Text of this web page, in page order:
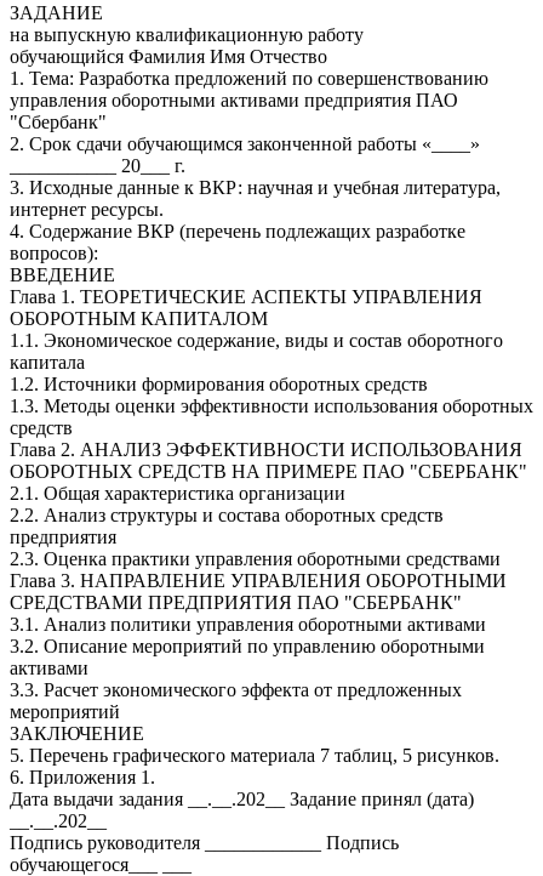
ЗАДАНИЕ
на выпускную квалификационную работу
обучающийся Фамилия Имя Отчество
1. Тема: Разработка предложений по совершенствованию
управления оборотными активами предприятия ПАО
"Сбербанк"
2. Срок сдачи обучающимся законченной работы «____»
___________ 20___ г.
3. Исходные данные к ВКР: научная и учебная литература,
интернет ресурсы.
4. Содержание ВКР (перечень подлежащих разработке
вопросов):
ВВЕДЕНИЕ
Глава 1. ТЕОРЕТИЧЕСКИЕ АСПЕКТЫ УПРАВЛЕНИЯ
ОБОРОТНЫМ КАПИТАЛОМ
1.1. Экономическое содержание, виды и состав оборотного
капитала
1.2. Источники формирования оборотных средств
1.3. Методы оценки эффективности использования оборотных
средств
Глава 2. АНАЛИЗ ЭФФЕКТИВНОСТИ ИСПОЛЬЗОВАНИЯ
ОБОРОТНЫХ СРЕДСТВ НА ПРИМЕРЕ ПАО "СБЕРБАНК"
2.1. Общая характеристика организации
2.2. Анализ структуры и состава оборотных средств
предприятия
2.3. Оценка практики управления оборотными средствами
Глава 3. НАПРАВЛЕНИЕ УПРАВЛЕНИЯ ОБОРОТНЫМИ
СРЕДСТВАМИ ПРЕДПРИЯТИЯ ПАО "СБЕРБАНК"
3.1. Анализ политики управления оборотными активами
3.2. Описание мероприятий по управлению оборотными
активами
3.3. Расчет экономического эффекта от предложенных
мероприятий
ЗАКЛЮЧЕНИЕ
5. Перечень графического материала 7 таблиц, 5 рисунков.
6. Приложения 1.
Дата выдачи задания __.__.202__ Задание принял (дата)
__.__.202__
Подпись руководителя ____________ Подпись
обучающегося___ ___